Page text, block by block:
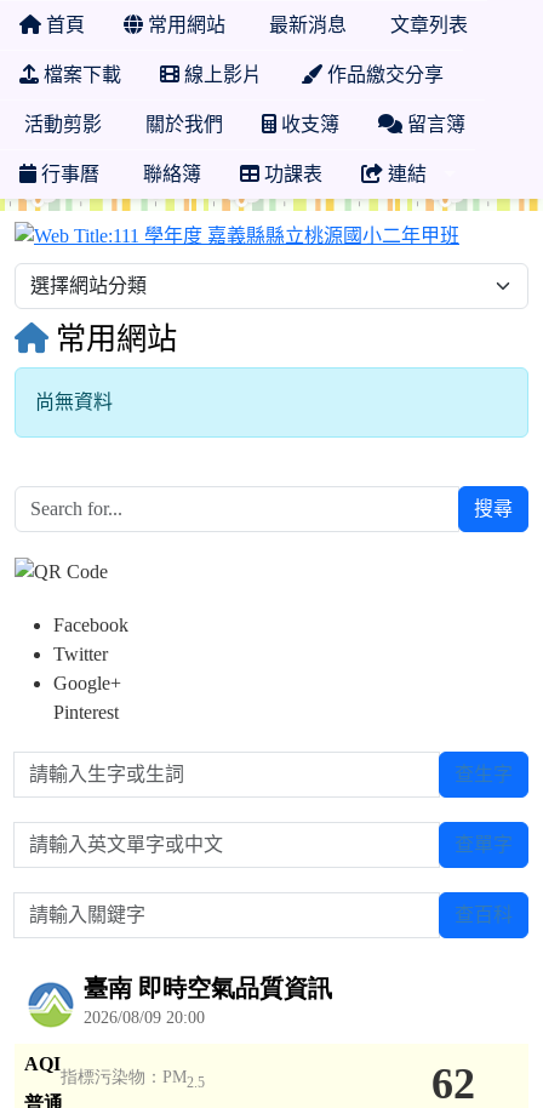
首頁 常用網站 最新消息 文章列表
檔案下載 線上影片 作品繳交分享
活動剪影 關於我們 收支簿 留言簿
行事曆 聯絡簿 功課表 連結
常用網站
尚無資料
搜尋
Facebook
Twitter
Google+
Pinterest
請輸入生字或生詞 查生字
請輸入英文單字或中文 查單字
請輸入關鍵字 查百科